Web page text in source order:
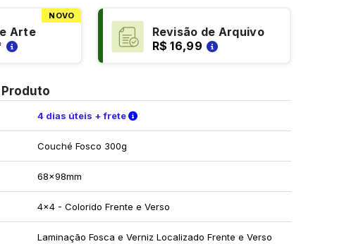
NOVO
Arte
Revisão de Arquivo
R$ 16,99
4 dias úteis + frete Verifique as condições de entrega
Couché Fosco 300g
68x98mm
4x4 - Colorido Frente e Verso
Laminação Fosca e Verniz Localizado Frente e Verso